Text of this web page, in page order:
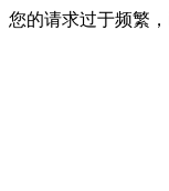
您的请求过于频繁